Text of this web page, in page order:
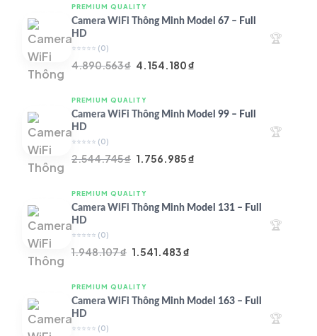
PREMIUM QUALITY
Camera WiFi Thông Minh Model 67 – Full
HD
⭐⭐⭐⭐⭐ (0)
4.890.563₫ Giá
là:
4.890.563 ₫.
4.154.180₫
là:
🏆
PREMIUM QUALITY
Camera WiFi Thông Minh Model 99 – Full
HD
⭐⭐⭐⭐⭐ (0)
2.544.745₫ Giá
là:
2.544.745 ₫.
1.756.985₫
là:
🏆
PREMIUM QUALITY
Camera WiFi Thông Minh Model 131 – Full
HD
⭐⭐⭐⭐⭐ (0)
1.948.107₫ Giá
là:
1.948.107 ₫.
1.541.483₫
là:
🏆
PREMIUM QUALITY
Camera WiFi Thông Minh Model 163 – Full
HD
⭐⭐⭐⭐⭐ (0)
🏆